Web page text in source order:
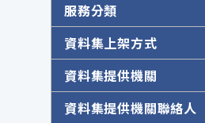
服務分類
資料集上架方式
資料集提供機關
資料集提供機關聯絡人